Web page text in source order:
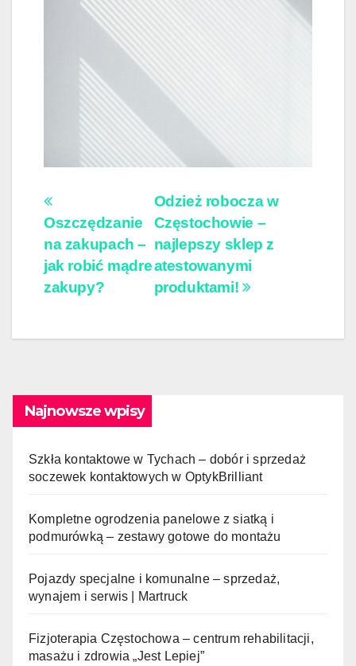
Nawigacja
wpisu
Odzież robocza w
Częstochowie –
najlepszy sklep z
atestowanymi
produktami!
Oszczędzanie
na zakupach –
jak robić mądre
zakupy?
Najnowsze wpisy
Szkła kontaktowe w Tychach – dobór i sprzedaż
soczewek kontaktowych w OptykBrilliant
Kompletne ogrodzenia panelowe z siatką i
podmurówką – zestawy gotowe do montażu
Pojazdy specjalne i komunalne – sprzedaż,
wynajem i serwis | Martruck
Fizjoterapia Częstochowa – centrum rehabilitacji,
masażu i zdrowia „Jest Lepiej”